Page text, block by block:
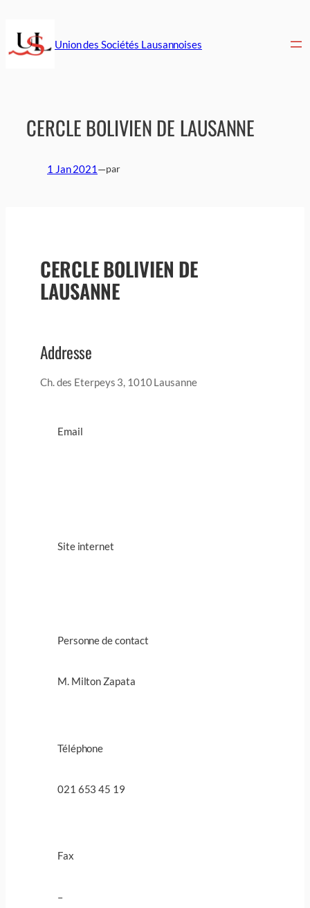
contenu
Union des Sociétés Lausannoises
CERCLE BOLIVIEN DE LAUSANNE
1 Jan 2021 —par
CERCLE BOLIVIEN DE
LAUSANNE
Addresse
Ch. des Eterpeys 3, 1010 Lausanne
Email
Site internet
Personne de contact
M. Milton Zapata
Téléphone
021 653 45 19
Fax
–